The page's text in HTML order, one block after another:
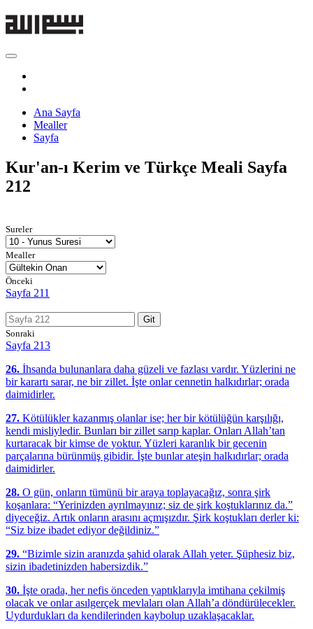
Ana Sayfa
Mealler
Sayfa
Kur'an-ı Kerim ve Türkçe Meali Sayfa
212
Sureler
Mealler
Önceki
Sayfa 211
Git
Sonraki
Sayfa 213
26. İhsanda bulunanlara daha güzeli ve fazlası vardır. Yüzlerini ne
bir karartı sarar, ne bir zillet. İşte onlar cennetin halkıdırlar; orada
daimidirler.
27. Kötülükler kazanmış olanlar ise; her bir kötülüğün karşılığı,
kendi misliyledir. Bunları bir zillet sarıp kaplar. Onları Allah’tan
kurtaracak bir kimse de yoktur. Yüzleri karanlık bir gecenin
parçalarına bürünmüş gibidir. İşte bunlar ateşin halkıdırlar; orada
daimidirler.
28. O gün, onların tümünü bir araya toplayacağız, sonra şirk
koşanlara: “Yerinizden ayrılmayınız; siz de şirk koştuklarınız da.”
diyeceğiz. Artık onların arasını açmışızdır. Şirk koştukları derler ki:
“Siz bize ibadet ediyor değildiniz.”
29. “Bizimle sizin aranızda şahid olarak Allah yeter. Şüphesiz biz,
sizin ibadetinizden habersizdik.”
30. İşte orada, her nefis önceden yaptıklarıyla imtihana çekilmiş
olacak ve onlar asılgerçek mevlaları olan Allah’a döndürülecekler.
Uydurdukları da kendilerinden kaybolup uzaklaşacaklar.